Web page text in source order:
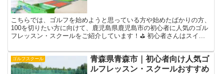
こちらでは、ゴルフを始めようと思っている方や始めたばかりの方、
100を切りたい方に向けて、鹿児島県鹿児島市の初心者に人気のゴル
フレッスン・スクールをご紹介しています！⛳ 初心者さんはスイン
ゴルフスクール
青森県青森市｜初心者向け人気ゴ
ルフレッスン・スクールおすすめ